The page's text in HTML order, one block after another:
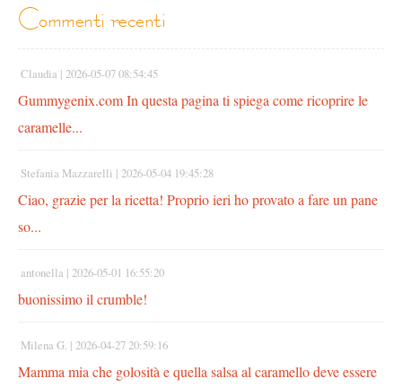
commenti recenti
Claudia | 2026-05-07 08:54:45
Gummygenix.com In questa pagina ti spiega come ricoprire le
caramelle...
Stefania Mazzarelli | 2026-05-04 19:45:28
Ciao, grazie per la ricetta! Proprio ieri ho provato a fare un pane
so...
antonella | 2026-05-01 16:55:20
buonissimo il crumble!
Milena G. | 2026-04-27 20:59:16
Mamma mia che golosità e quella salsa al caramello deve essere